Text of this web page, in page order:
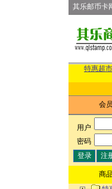
其乐邮币卡
特惠超市
会
用户:
密码:
商